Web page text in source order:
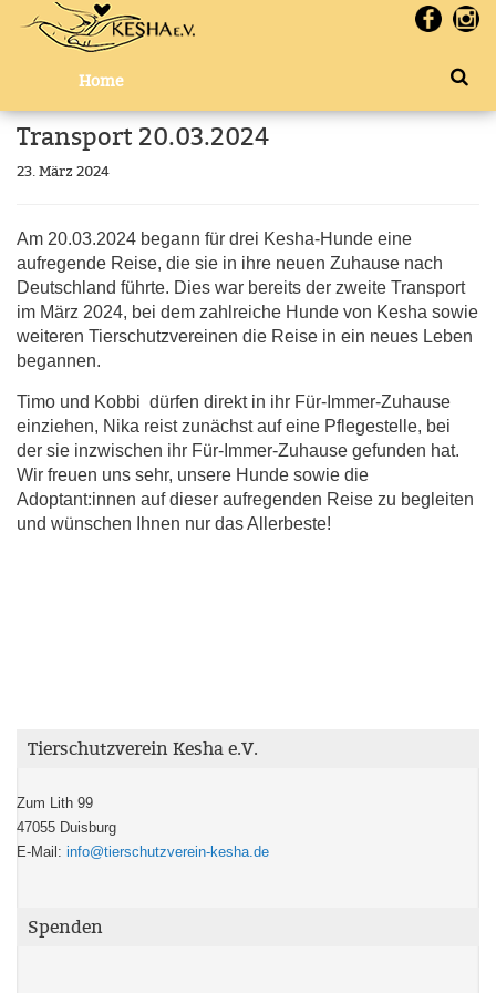
Home
Transport 20.03.2024
23. März 2024
Am 20.03.2024 begann für drei Kesha-Hunde eine
aufregende Reise, die sie in ihre neuen Zuhause nach
Deutschland führte. Dies war bereits der zweite Transport
im März 2024, bei dem zahlreiche Hunde von Kesha sowie
weiteren Tierschutzvereinen die Reise in ein neues Leben
begannen.
Timo und Kobbi dürfen direkt in ihr Für-Immer-Zuhause
einziehen, Nika reist zunächst auf eine Pflegestelle, bei
der sie inzwischen ihr Für-Immer-Zuhause gefunden hat.
Wir freuen uns sehr, unsere Hunde sowie die
Adoptant:innen auf dieser aufregenden Reise zu begleiten
und wünschen Ihnen nur das Allerbeste!
Tierschutzverein Kesha e.V.
Zum Lith 99
47055 Duisburg
E-Mail: info@tierschutzverein-kesha.de
Spenden